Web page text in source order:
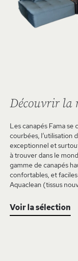
Découvrir la
Les canapés Fama se
courbées, l’utilisation
exceptionnel et
à trouver dans le
gamme de canapés
confortables, et
Aquaclean (tissus
Voir la sélection